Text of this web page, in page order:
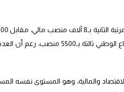
خلال سنتي 2023 و2024، فيما حلت إدارة